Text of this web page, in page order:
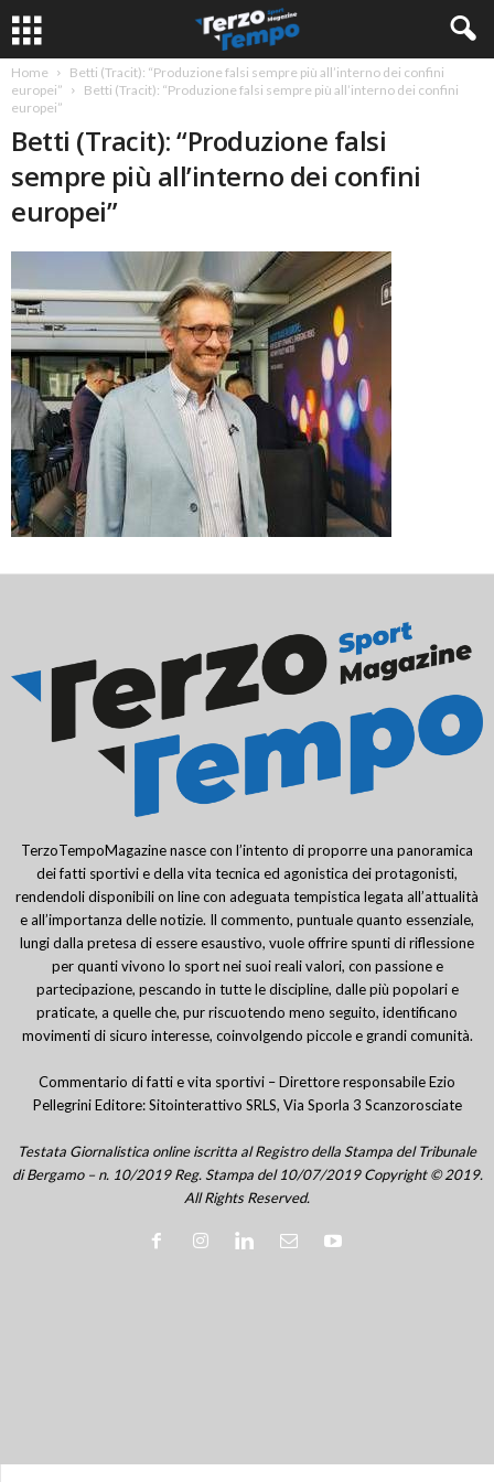
Home
Betti (Tracit): “Produzione falsi sempre più all’interno dei confini
europei”
Betti (Tracit): “Produzione falsi sempre più all’interno dei confini
europei”
Betti (Tracit): “Produzione falsi
sempre più all’interno dei confini
europei”
TerzoTempoMagazine nasce con l’intento di proporre una panoramica
dei fatti sportivi e della vita tecnica ed agonistica dei protagonisti,
rendendoli disponibili on line con adeguata tempistica legata all’attualità
e all’importanza delle notizie. Il commento, puntuale quanto essenziale,
lungi dalla pretesa di essere esaustivo, vuole offrire spunti di riflessione
per quanti vivono lo sport nei suoi reali valori, con passione e
partecipazione, pescando in tutte le discipline, dalle più popolari e
praticate, a quelle che, pur riscuotendo meno seguito, identificano
movimenti di sicuro interesse, coinvolgendo piccole e grandi comunità.
Commentario di fatti e vita sportivi – Direttore responsabile Ezio
Pellegrini Editore: Sitointerattivo SRLS, Via Sporla 3 Scanzorosciate
Testata Giornalistica online iscritta al Registro della Stampa del Tribunale
di Bergamo – n. 10/2019 Reg. Stampa del 10/07/2019 Copyright © 2019.
All Rights Reserved.